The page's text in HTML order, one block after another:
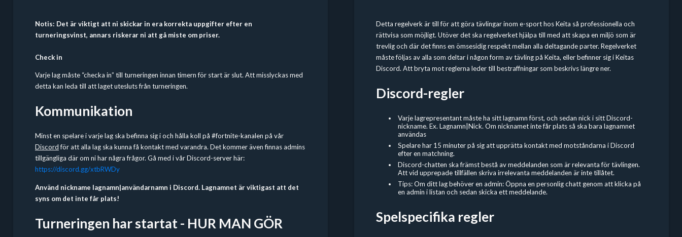
Notis: Det är viktigt att ni skickar in era korrekta uppgifter efter en
turneringsvinst, annars riskerar ni att gå miste om priser.
Check in
Varje lag måste “checka in” till turneringen innan timern för start är slut. Att misslyckas med
detta kan leda till att laget utesluts från turneringen.
Kommunikation
Minst en spelare i varje lag ska befinna sig i och hålla koll på #fortnite-kanalen på vår
Discordför att alla lag ska kunna få kontakt med varandra. Det kommer även finnas admins
tillgängliga där om ni har några frågor. Gå med i vår Discord-server här:
https://discord.gg/xtbRWDy
Använd nickname lagnamn|användarnamn i Discord. Lagnamnet är viktigast att det
syns om det inte får plats!
Turneringen har startat - HUR MAN GÖR
Detta regelverk är till för att göra tävlingar inom e-sport hos Keita så professionella och
rättvisa som möjligt. Utöver det ska regelverket hjälpa till med att skapa en miljö som är
trevlig och där det finns en ömsesidig respekt mellan alla deltagande parter. Regelverket
måste följas av alla som deltar i någon form av tävling på Keita, eller befinner sig i Keitas
Discord. Att bryta mot reglerna leder till bestraffningar som beskrivs längre ner.
Discord-regler
Varje lagrepresentant måste ha sitt lagnamn först, och sedan nick i sitt Discord-
nickname. Ex. Lagnamn|Nick. Om nicknamet inte får plats så ska bara lagnamnet
användas
Spelare har 15 minuter på sig att upprätta kontakt med motståndarna i Discord
efter en matchning.
Discord-chatten ska främst bestå av meddelanden som är relevanta för tävlingen.
Att vid upprepade tillfällen skriva irrelevanta meddelanden är inte tillåtet.
Tips: Om ditt lag behöver en admin: Öppna en personlig chatt genom att klicka på
en admin i listan och sedan skicka ett meddelande.
Spelspecifika regler